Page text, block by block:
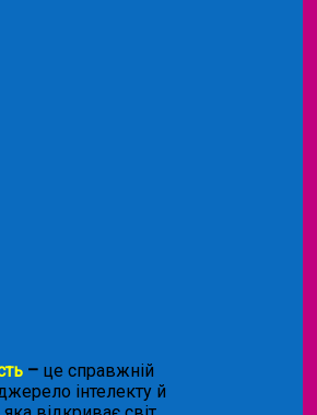
– це справжній
інтелекту й